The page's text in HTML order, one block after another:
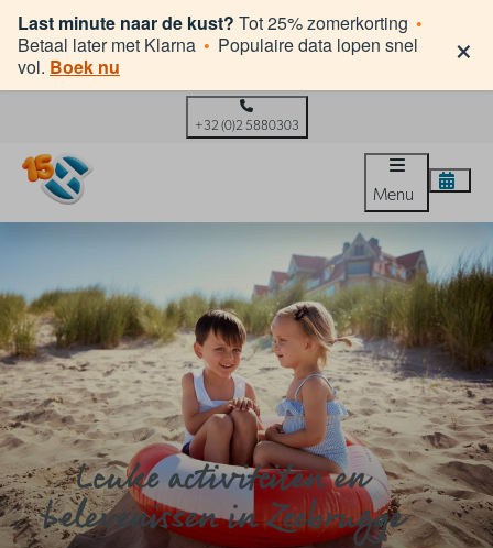
Last minute naar de kust? Tot 25% zomerkorting •
Betaal later met Klarna • Populaire data lopen snel
vol. Boek nu ×
+32 (0)2 5880303
Menu
Leuke activiteiten en
belevenissen in Zeebrugge